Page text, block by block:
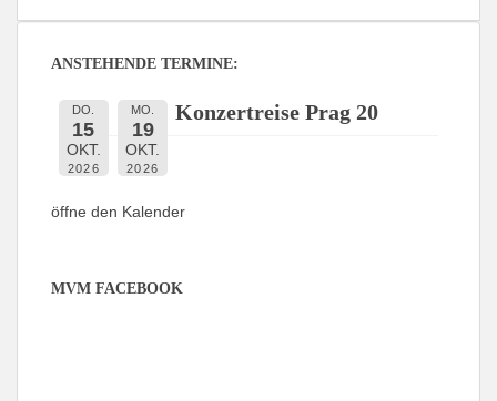
ANSTEHENDE TERMINE:
DO.
15
OKT.
2026
MO.
19
OKT.
2026
Konzertreise Prag 20
öffne den Kalender
MVM FACEBOOK